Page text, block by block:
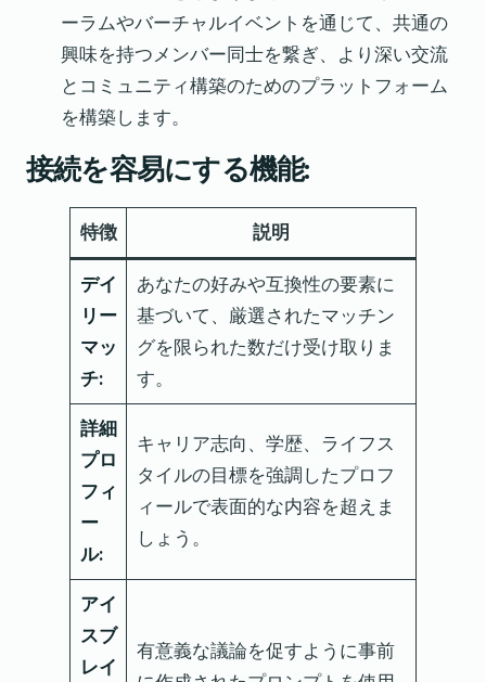
ーラムやバーチャルイベントを通じて、共通の
興味を持つメンバー同士を繋ぎ、より深い交流
とコミュニティ構築のためのプラットフォーム
を構築します。
接続を容易にする機能:
特徴 説明
デイ
リー
マッ
チ:
あなたの好みや互換性の要素に
基づいて、厳選されたマッチン
グを限られた数だけ受け取りま
す。
詳細
プロ
フィ
ー
ル:
キャリア志向、学歴、ライフス
タイルの目標を強調したプロフ
ィールで表面的な内容を超えま
しょう。
アイ
スブ
レイ
有意義な議論を促すように事前